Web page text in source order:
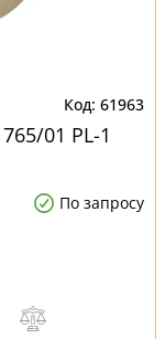
61963
01 PL-1
По запросу